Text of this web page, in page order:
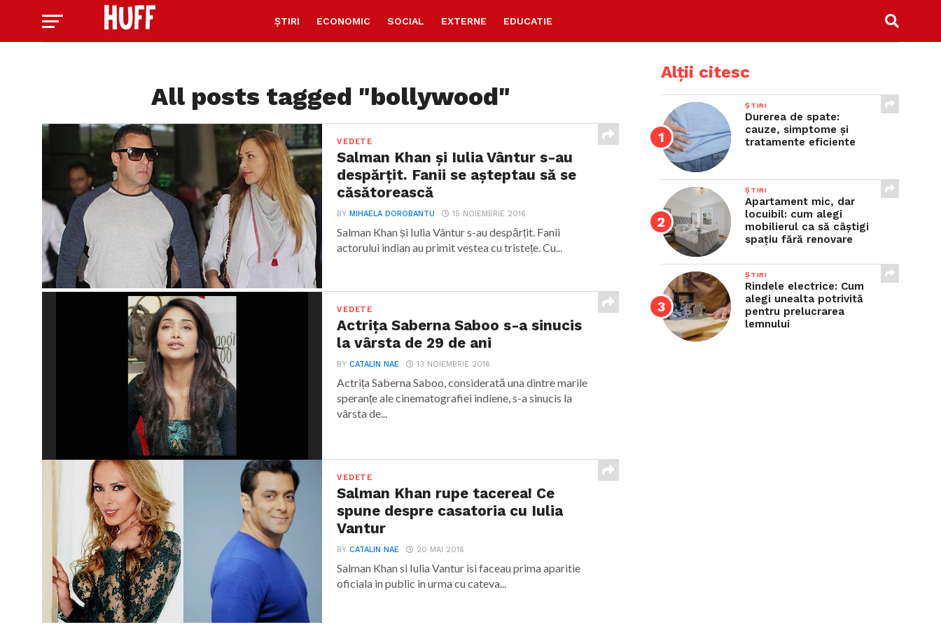
ȘTIRI ECONOMIC SOCIAL EXTERNE EDUCATIE
All posts tagged "bollywood"
VEDETE
Salman Khan și Iulia Vântur s-au
despărțit. Fanii se așteptau să se
căsătorească
BYMIHAELA DOROBANTU 15 NOIEMBRIE 2016
Salman Khan și Iulia Vântur s-au despărțit. Fanii
actorului indian au primit vestea cu tristețe. Cu...
VEDETE
Actrița Saberna Saboo s-a sinucis
la vârsta de 29 de ani
BYCATALIN NAE 13 NOIEMBRIE 2016
Actrița Saberna Saboo, considerată una dintre marile
speranțe ale cinematografiei indiene, s-a sinucis la
vârsta de...
VEDETE
Salman Khan rupe tacerea! Ce
spune despre casatoria cu Iulia
Vantur
BYCATALIN NAE 20 MAI 2016
Salman Khan si Iulia Vantur isi faceau prima aparitie
oficiala in public in urma cu cateva...
Alții citesc
ȘTIRI
Durerea de spate:
cauze, simptome și
tratamente eficiente
ȘTIRI
Apartament mic, dar
locuibil: cum alegi
mobilierul ca să câștigi
spațiu fără renovare
ȘTIRI
Rindele electrice: Cum
alegi unealta potrivită
pentru prelucrarea
lemnului